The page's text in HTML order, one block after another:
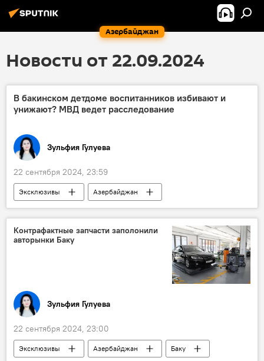
Азербайджан
Новости от 22.09.2024
В бакинском детдоме воспитанников избивают и
унижают? МВД ведет расследование
Зульфия Гулуева
22 сентября 2024, 23:59
Эксклюзивы
Азербайджан
Общество
Детский дом
Воспитанники
издевательство
Избиение
Министерство труда и социальной защиты населения (МТСЗН) АР
Контрафактные запчасти заполонили
авторынки Баку
Зульфия Гулуева
22 сентября 2024, 23:00
Эксклюзивы Азербайджан
Баку